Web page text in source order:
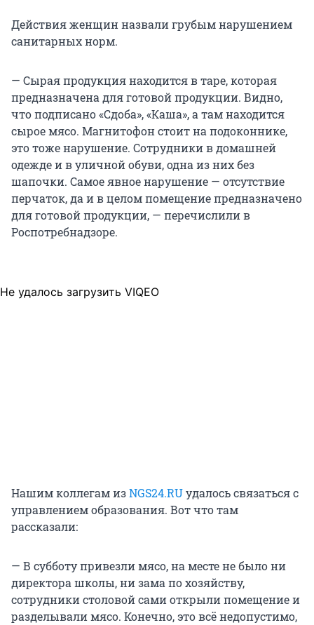
Действия женщин назвали грубым нарушением
санитарных норм.
— Сырая продукция находится в таре, которая
предназначена для готовой продукции. Видно,
что подписано «Сдоба», «Каша», а там находится
сырое мясо. Магнитофон стоит на подоконнике,
это тоже нарушение. Сотрудники в домашней
одежде и в уличной обуви, одна из них без
шапочки. Самое явное нарушение — отсутствие
перчаток, да и в целом помещение предназначено
для готовой продукции, — перечислили в
Роспотребнадзоре.
Не удалось загрузить VIQEO
Нашим коллегам изNGS24.RUудалось связаться с
управлением образования. Вот что там
рассказали:
— В субботу привезли мясо, на месте не было ни
директора школы, ни зама по хозяйству,
сотрудники столовой сами открыли помещение и
разделывали мясо. Конечно, это всё недопустимо,